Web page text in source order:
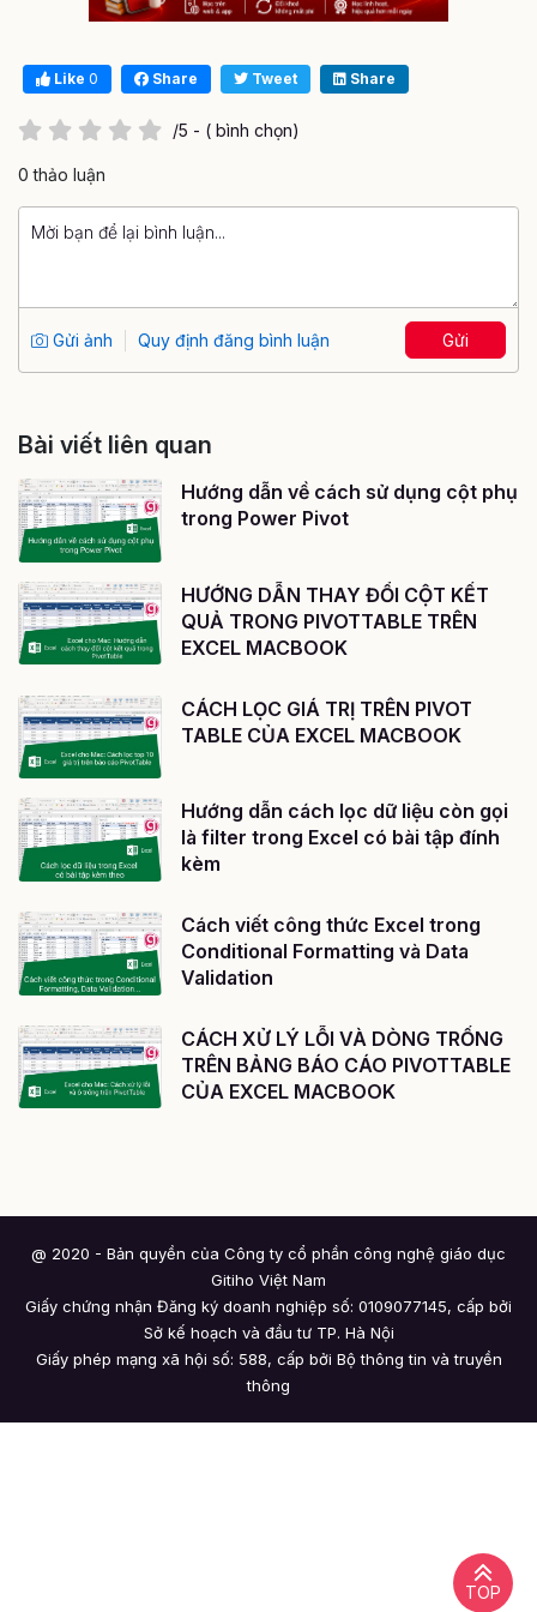
Like 0 Share Tweet Share
/5 - ( bình chọn)
0 thảo luận
Gửi ảnh Quy định đăng bình luận Gửi
Bài viết liên quan
Hướng dẫn về cách sử dụng cột phụ
trong Power Pivot
HƯỚNG DẪN THAY ĐỔI CỘT KẾT
QUẢ TRONG PIVOTTABLE TRÊN
EXCEL MACBOOK
CÁCH LỌC GIÁ TRỊ TRÊN PIVOT
TABLE CỦA EXCEL MACBOOK
Hướng dẫn cách lọc dữ liệu còn gọi
là filter trong Excel có bài tập đính
kèm
Cách viết công thức Excel trong
Conditional Formatting và Data
Validation
CÁCH XỬ LÝ LỖI VÀ DÒNG TRỐNG
TRÊN BẢNG BÁO CÁO PIVOTTABLE
CỦA EXCEL MACBOOK
TOP
@ 2020 - Bản quyền của Công ty cổ phần công nghệ giáo dục
Gitiho Việt Nam
Giấy chứng nhận Đăng ký doanh nghiệp số: 0109077145, cấp bởi
Sở kế hoạch và đầu tư TP. Hà Nội
Giấy phép mạng xã hội số: 588, cấp bởi Bộ thông tin và truyền
thông